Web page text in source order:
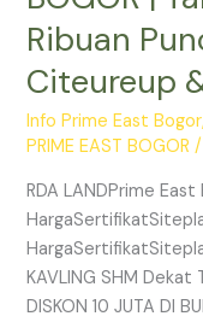
Ribuan
Citeureup
Info Prime East Bogor
PRIME EAST BOGOR
RDA LANDPrime East
KAVLING SHM
DISKON 10 JUTA DI
Exit
Tol